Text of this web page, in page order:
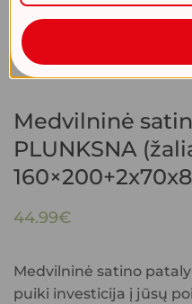
Medvilninė
PLUNKSNA
44.99€
Medvilninė satino
puiki investicija į jūsų